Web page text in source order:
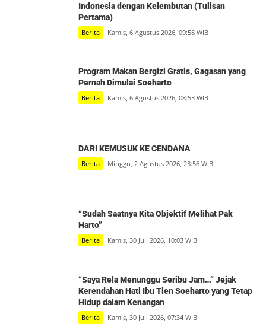
Indonesia dengan Kelembutan (Tulisan
Pertama)
Berita Kamis, 6 Agustus 2026, 09:58 WIB
Program Makan Bergizi Gratis, Gagasan yang
Pernah Dimulai Soeharto
Berita Kamis, 6 Agustus 2026, 08:53 WIB
DARI KEMUSUK KE CENDANA
Berita Minggu, 2 Agustus 2026, 23:56 WIB
“Sudah Saatnya Kita Objektif Melihat Pak
Harto”
Berita Kamis, 30 Juli 2026, 10:03 WIB
“Saya Rela Menunggu Seribu Jam…” Jejak
Kerendahan Hati Ibu Tien Soeharto yang Tetap
Hidup dalam Kenangan
Berita Kamis, 30 Juli 2026, 07:34 WIB